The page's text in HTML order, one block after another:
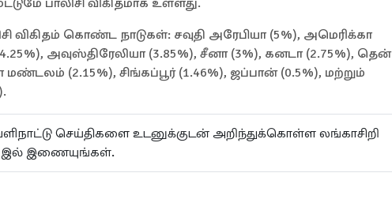
பாலிசி விகிதமாக உள்ளது.
விகிதம் கொண்ட நாடுகள்: சவுதி அரேபியா (5%), அமெரிக்கா
(4.25%), அவுஸ்திரேலியா (3.85%), சீனா (3%), கனடா (2.75%), தென்
மண்டலம் (2.15%), சிங்கப்பூர் (1.46%), ஜப்பான் (0.5%), மற்றும்
செய்திகளை உடனுக்குடன் அறிந்துக்கொள்ள லங்காசிறி
இல் இணையுங்கள்.